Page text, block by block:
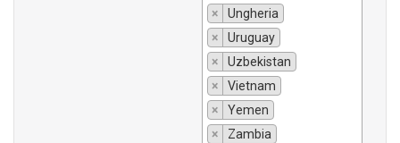
×
Ungheria
×
Uruguay
×
Uzbekistan
×
Vietnam
×
Yemen
×
Zambia